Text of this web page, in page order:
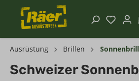
Ausrüstung Brillen
Schweizer